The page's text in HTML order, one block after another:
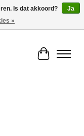
Is dat akkoord?
Ja
»